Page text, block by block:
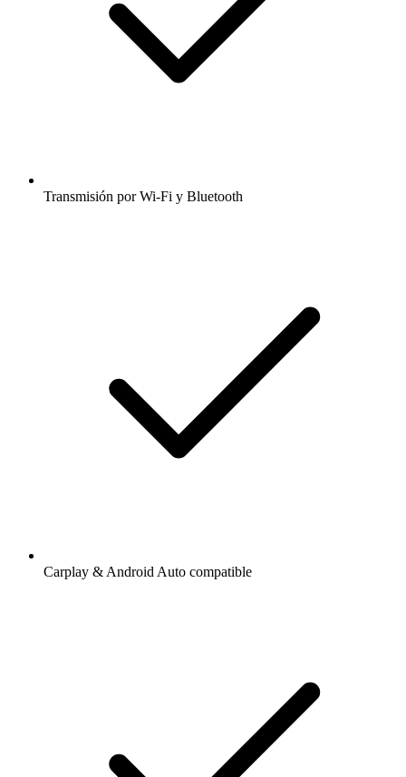
Transmisión por Wi-Fi y Bluetooth
Carplay & Android Auto compatible